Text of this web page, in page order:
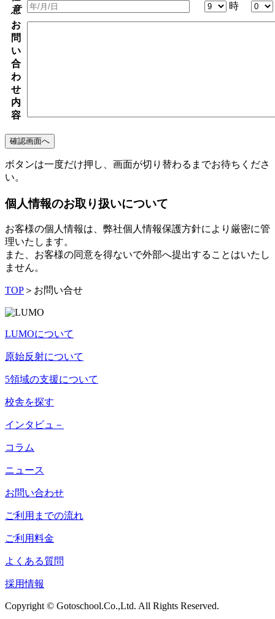
意
時
お
問
い
合
わ
せ
内
容
ボタンは一度だけ押し、画面が切り替わるまでお待ちくださ
い。
個人情報のお取り扱いについて
お客様の個人情報は、弊社個人情報保護方針により厳密に管
理いたします。
また、お客様の同意を得ないで外部へ提出することはいたし
ません。
TOP ＞ お問い合せ
LUMOについて
原始反射について
5領域の支援について
校舎を探す
インタビュ－
コラム
ニュース
お問い合わせ
ご利用までの流れ
ご利用料金
よくある質問
採用情報
Copyright © Gotoschool.Co.,Ltd. All Rights Reserved.